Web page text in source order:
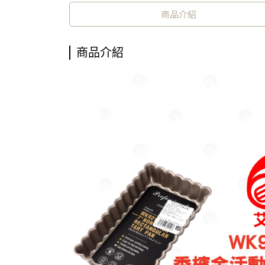
商品介紹
商品介紹